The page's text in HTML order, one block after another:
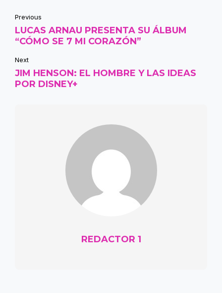
Previous
LUCAS ARNAU PRESENTA SU ÁLBUM
“CÓMO SE 7 MI CORAZÓN”
Next
JIM HENSON: EL HOMBRE Y LAS IDEAS
POR DISNEY+
REDACTOR 1